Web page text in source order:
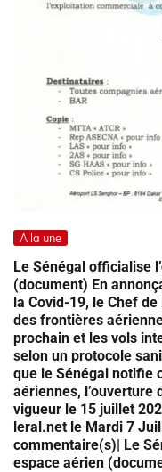
A la une
Le Sénégal officialise
(document) En
la Covid-19, le Chef
des frontières
prochain et les vols
selon un protocole
que le Sénégal notifie
aériennes, l’ouverture
vigueur le 15 juillet
leral.net le Mardi 7
commentaire(s)| Le
espace aérien